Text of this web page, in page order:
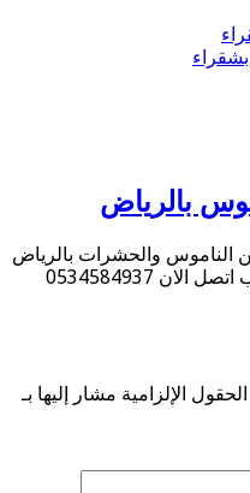
بالرياض
الناموس والحشرات بالرياض
اتصل الان 0506821878 — واتس اب اتصل الان 0534584937
الحقول الإلزامية مشار إليها بـ